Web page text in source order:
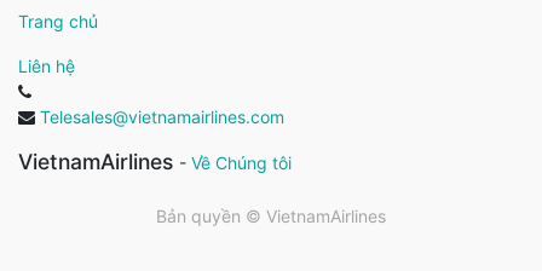
Trang chủ
Liên hệ
Telesales@vietnamairlines.com
VietnamAirlines - Về Chúng tôi
Bản quyền © VietnamAirlines